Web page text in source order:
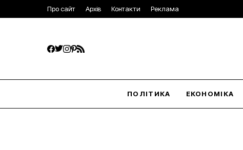
Про сайт Архів Контакти Реклама
ПОЛІТИКА ЕКОНОМІКА